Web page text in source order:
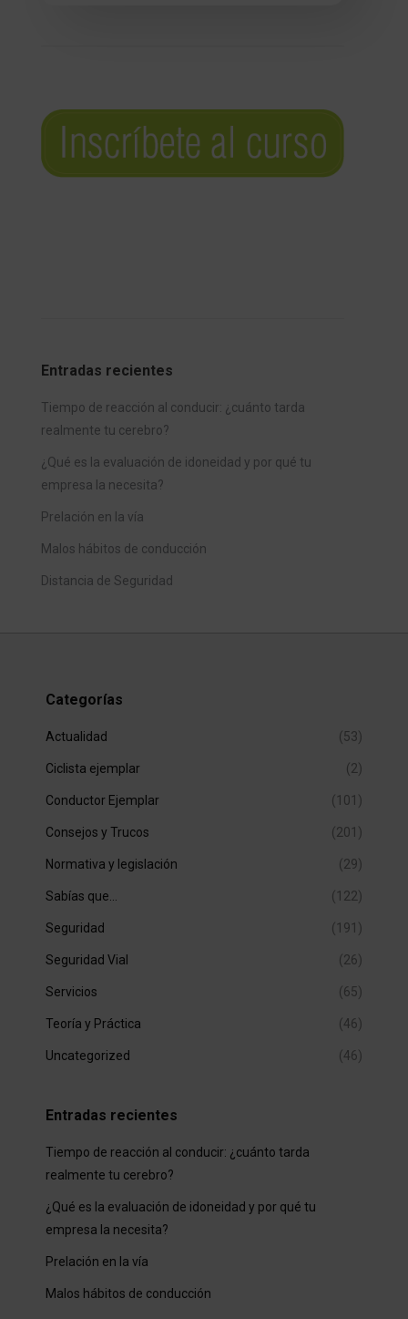
Entradas recientes
Tiempo de reacción al conducir: ¿cuánto tarda
realmente tu cerebro?
¿Qué es la evaluación de idoneidad y por qué tu
empresa la necesita?
Prelación en la vía
Malos hábitos de conducción
Distancia de Seguridad
Categorías
Actualidad (53)
Ciclista ejemplar (2)
Conductor Ejemplar (101)
Consejos y Trucos (201)
Normativa y legislación (29)
Sabías que… (122)
Seguridad (191)
Seguridad Vial (26)
Servicios (65)
Teoría y Práctica (46)
Uncategorized (46)
Entradas recientes
Tiempo de reacción al conducir: ¿cuánto tarda
realmente tu cerebro?
¿Qué es la evaluación de idoneidad y por qué tu
empresa la necesita?
Prelación en la vía
Malos hábitos de conducción